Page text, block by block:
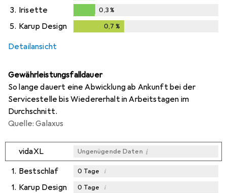
0,3%
3. Irisette
0,3%
0,3%
5. Karup Design 0,7 %
Detailansicht
Gewährleistungsfalldauer
So lange dauert eine Abwicklung ab Ankunft bei der
Servicestelle bis Wiedererhalt in Arbeitstagen im
Durchschnitt.
Quelle: Galaxus
vidaXL Ungenügende Daten i
1. Bestschlaf 0 Tage i
1. Karup Design 0 Tage i